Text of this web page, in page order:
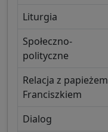
Liturgia
Społeczno-
polityczne
Relacja z papieżem
Franciszkiem
Dialog